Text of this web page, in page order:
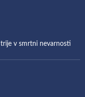
v smrtni nevarnosti